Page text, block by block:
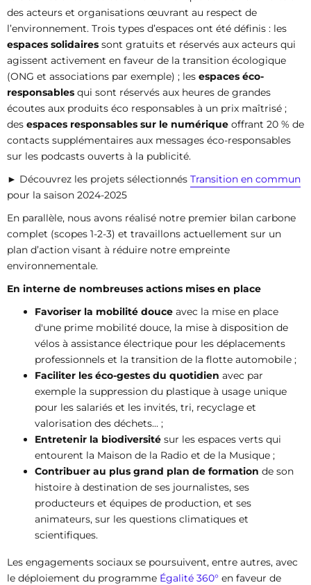
des acteurs et organisations œuvrant au respect de
l’environnement. Trois types d’espaces ont été définis : les
espaces solidaires sont gratuits et réservés aux acteurs qui
agissent activement en faveur de la transition écologique
(ONG et associations par exemple) ; les espaces éco-
responsables qui sont réservés aux heures de grandes
écoutes aux produits éco responsables à un prix maîtrisé ;
des espaces responsables sur le numérique offrant 20 % de
contacts supplémentaires aux messages éco-responsables
sur les podcasts ouverts à la publicité.
► Découvrez les projets sélectionnés Transition en commun
pour la saison 2024-2025
En parallèle, nous avons réalisé notre premier bilan carbone
complet (scopes 1-2-3) et travaillons actuellement sur un
plan d’action visant à réduire notre empreinte
environnementale.
En interne de nombreuses actions mises en place
Favoriser la mobilité douce avec la mise en place
d'une prime mobilité douce, la mise à disposition de
vélos à assistance électrique pour les déplacements
professionnels et la transition de la flotte automobile ;
Faciliter les éco-gestes du quotidien avec par
exemple la suppression du plastique à usage unique
pour les salariés et les invités, tri, recyclage et
valorisation des déchets... ;
Entretenir la biodiversité sur les espaces verts qui
entourent la Maison de la Radio et de la Musique ;
Contribuer au plus grand plan de formation de son
histoire à destination de ses journalistes, ses
producteurs et équipes de production, et ses
animateurs, sur les questions climatiques et
scientifiques.
Les engagements sociaux se poursuivent, entre autres, avec
le déploiement du programme Égalité 360° en faveur de